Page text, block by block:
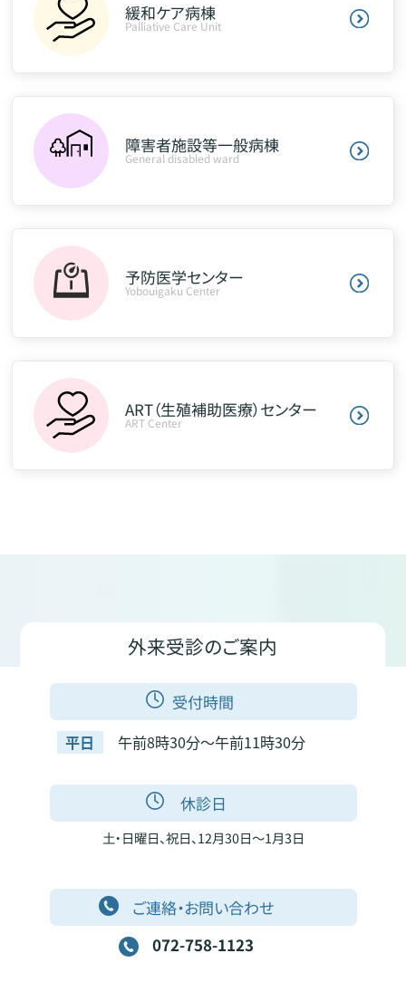
緩和ケア病棟
Palliative Care Unit
障害者施設等一般病棟
General disabled ward
予防医学センター
Yobouigaku Center
ART（生殖補助医療）センター
ART Center
外来受診のご案内
受付時間
平日 午前8時30分～午前11時30分
休診日
土・日曜日、祝日、12月30日～1月3日
ご連絡・お問い合わせ
072-758-1123